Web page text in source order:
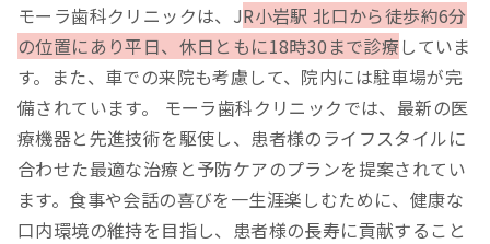
モーラ歯科クリニックは、JR小岩駅 北口から徒歩約6分
の位置にあり平日、休日ともに18時30まで診療 していま
す。また、車での来院も考慮して、院内には駐車場が完
備されています。 モーラ歯科クリニックでは、最新の医
療機器と先進技術を駆使し、患者様のライフスタイルに
合わせた最適な治療と予防ケアのプランを提案されてい
ます。食事や会話の喜びを一生涯楽しむために、健康な
口内環境の維持を目指し、患者様の長寿に貢献すること